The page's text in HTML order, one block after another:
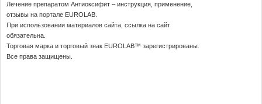
Лечение препаратом Антиоксифит – инструкция, применение,
отзывы на портале EUROLAB.
При использовании материалов сайта, ссылка на сайт
обязательна.
Торговая марка и торговый знак EUROLAB™ зарегистрированы.
Все права защищены.